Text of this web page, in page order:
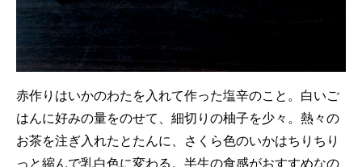
赤作りはいかのわたを入れて作った塩辛のこと。白いご
はんに好みの量をのせて、細切りの柚子を少々。熱々の
お茶を注ぎ入れたとたんに、さくら色のいかはちりちり
っと縮んで乳白色に変わる。半生の食感がおすすめなの